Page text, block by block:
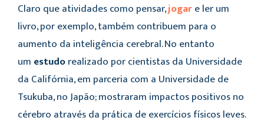
Claro que atividades como pensar,jogare ler um
livro, por exemplo, também contribuem para o
aumento da inteligência cerebral. No entanto
um estudorealizado por cientistas da Universidade
da Califórnia, em parceria com a Universidade de
Tsukuba, no Japão; mostraram impactos positivos no
cérebro através da prática de exercícios físicos leves.